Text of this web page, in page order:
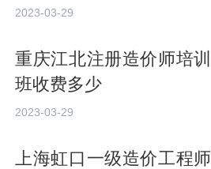
2023-03-29
重庆江北注册造价师培训
班收费多少
2023-03-29
上海虹口一级造价工程师